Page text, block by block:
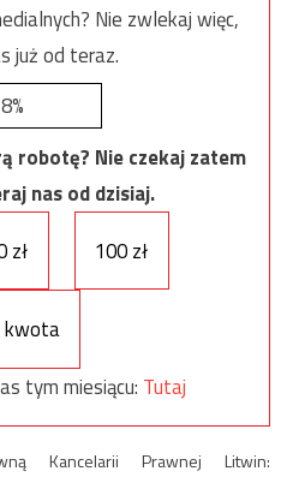
Nie zwlekaj więc,
już od teraz.
8%
robotę? Nie czekaj zatem
nas od dzisiaj.
zł 100 zł
kwota
tym miesiącu: Tutaj
Kancelarii Prawnej Litwin: